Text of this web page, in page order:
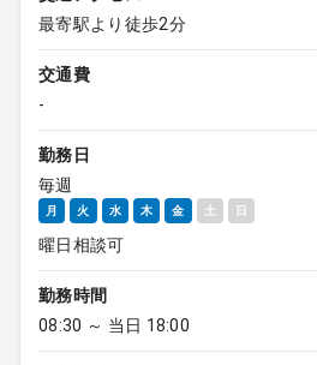
最寄駅より徒歩2分
交通費
-
勤務日
毎週
月 火 水 木 金 土 日
曜日相談可
勤務時間
08:30 ～ 当日 18:00